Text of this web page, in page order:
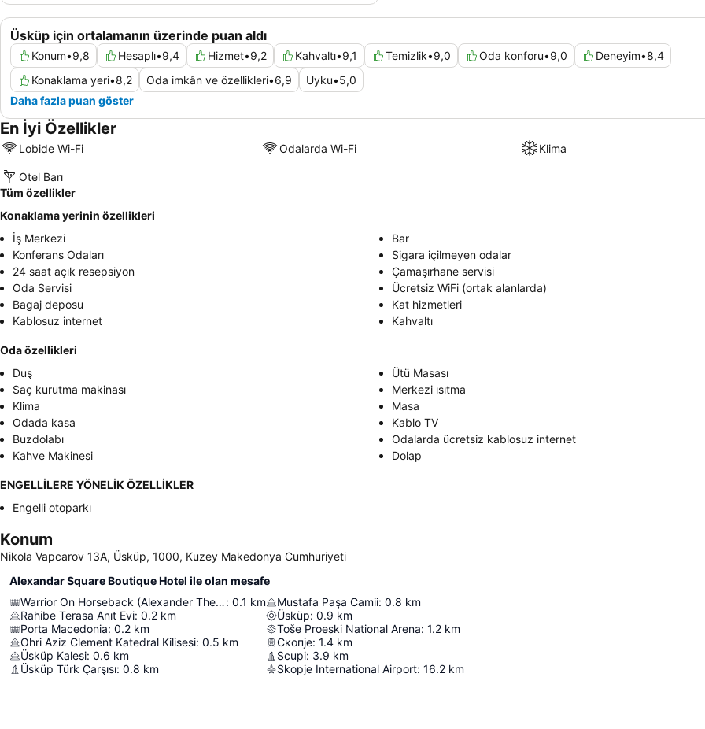
Üsküp için ortalamanın üzerinde puan aldı
Konum•9,8 Hesaplı•9,4 Hizmet•9,2 Kahvaltı•9,1 Temizlik•9,0 Oda konforu•9,0 Deneyim•8,4
Konaklama yeri•8,2 Oda imkân ve özellikleri•6,9 Uyku•5,0
Daha fazla puan göster
En İyi Özellikler
Lobide Wi-Fi Odalarda Wi-Fi Klima
Otel Barı
Tüm özellikler
Konaklama yerinin özellikleri
İş Merkezi
Bar
Konferans Odaları
Sigara içilmeyen odalar
24 saat açık resepsiyon
Çamaşırhane servisi
Oda Servisi
Ücretsiz WiFi (ortak alanlarda)
Bagaj deposu
Kat hizmetleri
Kablosuz internet
Kahvaltı
Oda özellikleri
Duş
Ütü Masası
Saç kurutma makinası
Merkezi ısıtma
Klima
Masa
Odada kasa
Kablo TV
Buzdolabı
Odalarda ücretsiz kablosuz internet
Kahve Makinesi
Dolap
ENGELLİLERE YÖNELİK ÖZELLİKLER
Engelli otoparkı
Konum
Nikola Vapcarov 13A, Üsküp, 1000, Kuzey Makedonya Cumhuriyeti
Alexandar Square Boutique Hotel ile olan mesafe
Warrior On Horseback (Alexander The Great Of Macedon): 0.1 km
Rahibe Terasa Anıt Evi: 0.2 km
Porta Macedonia: 0.2 km
Ohri Aziz Clement Katedral Kilisesi: 0.5 km
Üsküp Kalesi: 0.6 km
Üsküp Türk Çarşısı: 0.8 km
Mustafa Paşa Camii: 0.8 km
Üsküp: 0.9 km
Toše Proeski National Arena: 1.2 km
Скопје: 1.4 km
Scupi: 3.9 km
Skopje International Airport: 16.2 km